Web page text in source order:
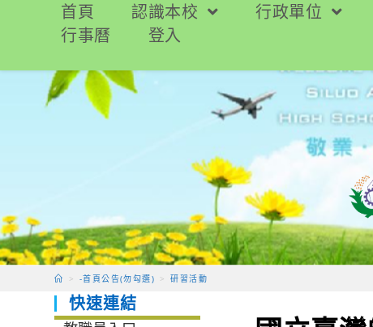
要
首頁 認識本校 行政單位
行事曆
登入
> -首頁公告(勿勾選) > 研習活動
快速連結